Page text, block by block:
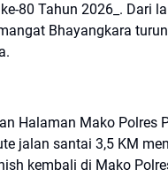
80 Tahun 2026_. Dari
Bhayangkara
Halaman Mako Polres
jalan santai 3,5 KM
kembali di Mako